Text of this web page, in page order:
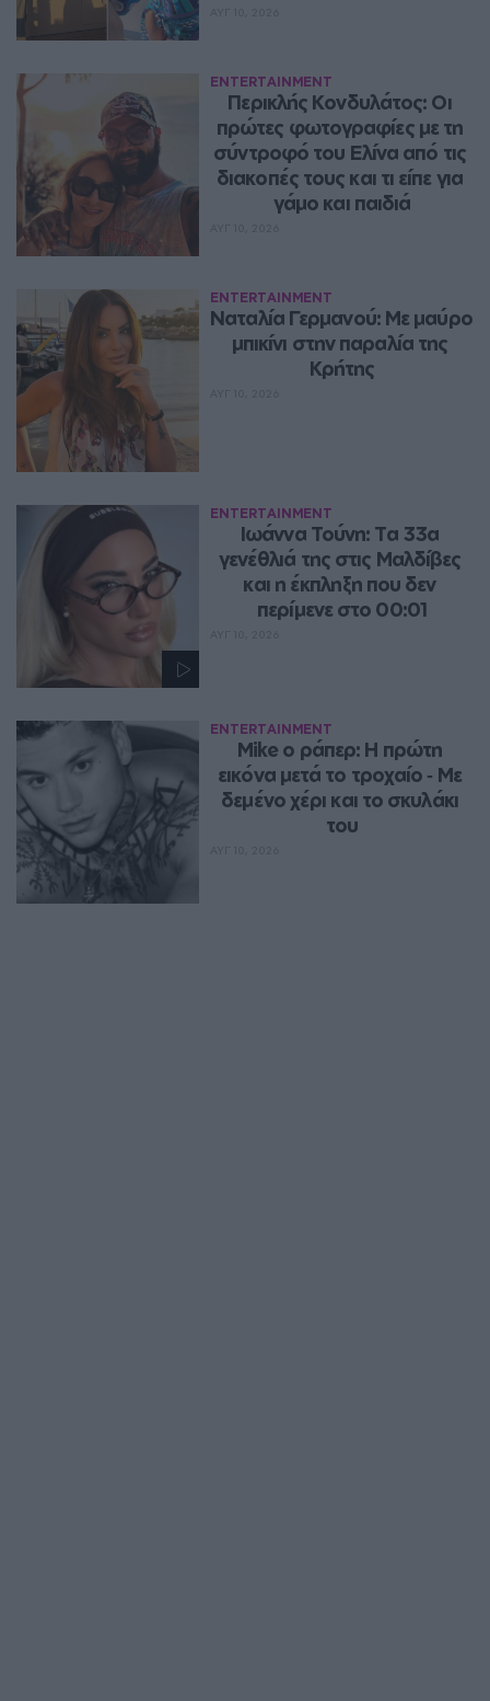
ENTERTAINMENT
Περικλής Κονδυλάτος: Οι
πρώτες φωτογραφίες με τη
σύντροφό του Ελίνα από τις
διακοπές τους και τι είπε για
γάμο και παιδιά
ENTERTAINMENT
Ναταλία Γερμανού: Με μαύρο
μπικίνι στην παραλία της
Κρήτης
ENTERTAINMENT
Ιωάννα Τούνη: Τα 33α
γενέθλιά της στις Μαλδίβες
και η έκπληξη που δεν
περίμενε στο 00:01
ENTERTAINMENT
Mike ο ράπερ: Η πρώτη
εικόνα μετά το τροχαίο ‑ Με
δεμένο χέρι και το σκυλάκι
του